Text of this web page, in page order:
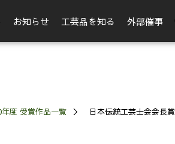
お知らせ 工芸品を知る 外部催事
年度 受賞作品一覧 日本伝統工芸士会会長